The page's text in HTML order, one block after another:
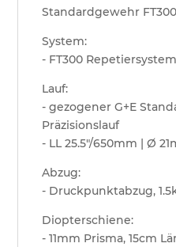
Standardgewehr FT300
System:
- FT300
Lauf:
- gezogener G+E
Präzisionslauf
- LL 25.5"/650mm | Ø
Abzug:
- Druckpunktabzug,
Diopterschiene:
- 11mm Prisma, 15cm